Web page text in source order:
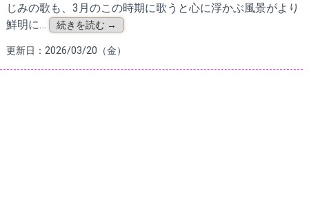
じみの歌も、3月のこの時期に歌うと心に浮かぶ風景がより
鮮明に…
続きを読む →
更新日：2026/03/20（金）